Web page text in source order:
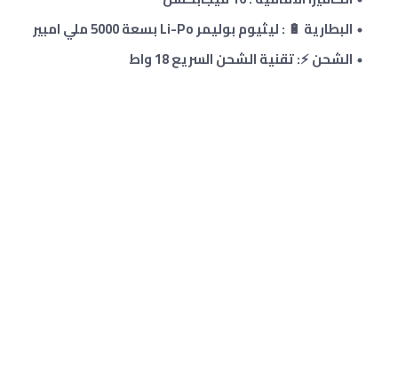
البطارية 🔋 : ليثيوم بوليمر Li-Po بسعة 5000 ملي امبير
الشحن ⚡: تقنية الشحن السريع 18 واط